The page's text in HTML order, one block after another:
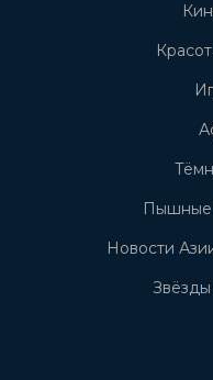
Пышные
Новости
Звёзды